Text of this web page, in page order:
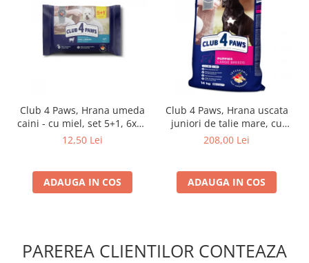
Club 4 Paws, Hrana umeda
caini - cu miel, set 5+1, 6x80
g
12,50 Lei
ADAUGA IN COS
Club 4 Paws, Hrana uscata
juniori de talie mare, cu
pui, 14kg
208,00 Lei
ADAUGA IN COS
PAREREA CLIENTILOR CONTEAZA